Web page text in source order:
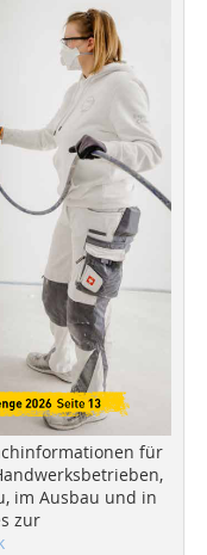
für
im Ausbau und in
zur